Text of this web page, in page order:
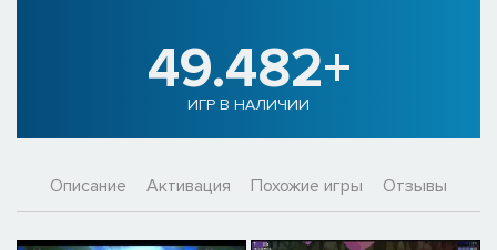
49.482+
ИГР В НАЛИЧИИ
Описание Активация Похожие игры Отзывы